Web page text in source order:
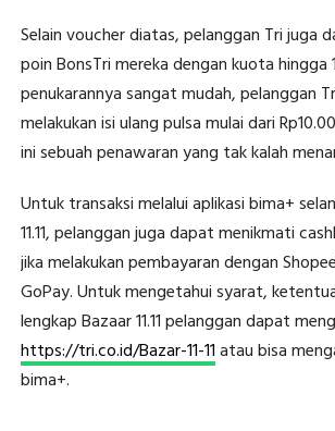
Selain voucher diatas, pelanggan Tri juga
poin BonsTri mereka dengan kuota hingga
penukarannya sangat mudah, pelanggan
melakukan isi ulang pulsa mulai dari
ini sebuah penawaran yang tak kalah
Untuk transaksi melalui aplikasi bima+
11.11, pelanggan juga dapat menikmati
jika melakukan pembayaran dengan
GoPay. Untuk mengetahui syarat,
lengkap Bazaar 11.11 pelanggan dapat
https://tri.co.id/Bazar-11-11atau bisa
bima+.